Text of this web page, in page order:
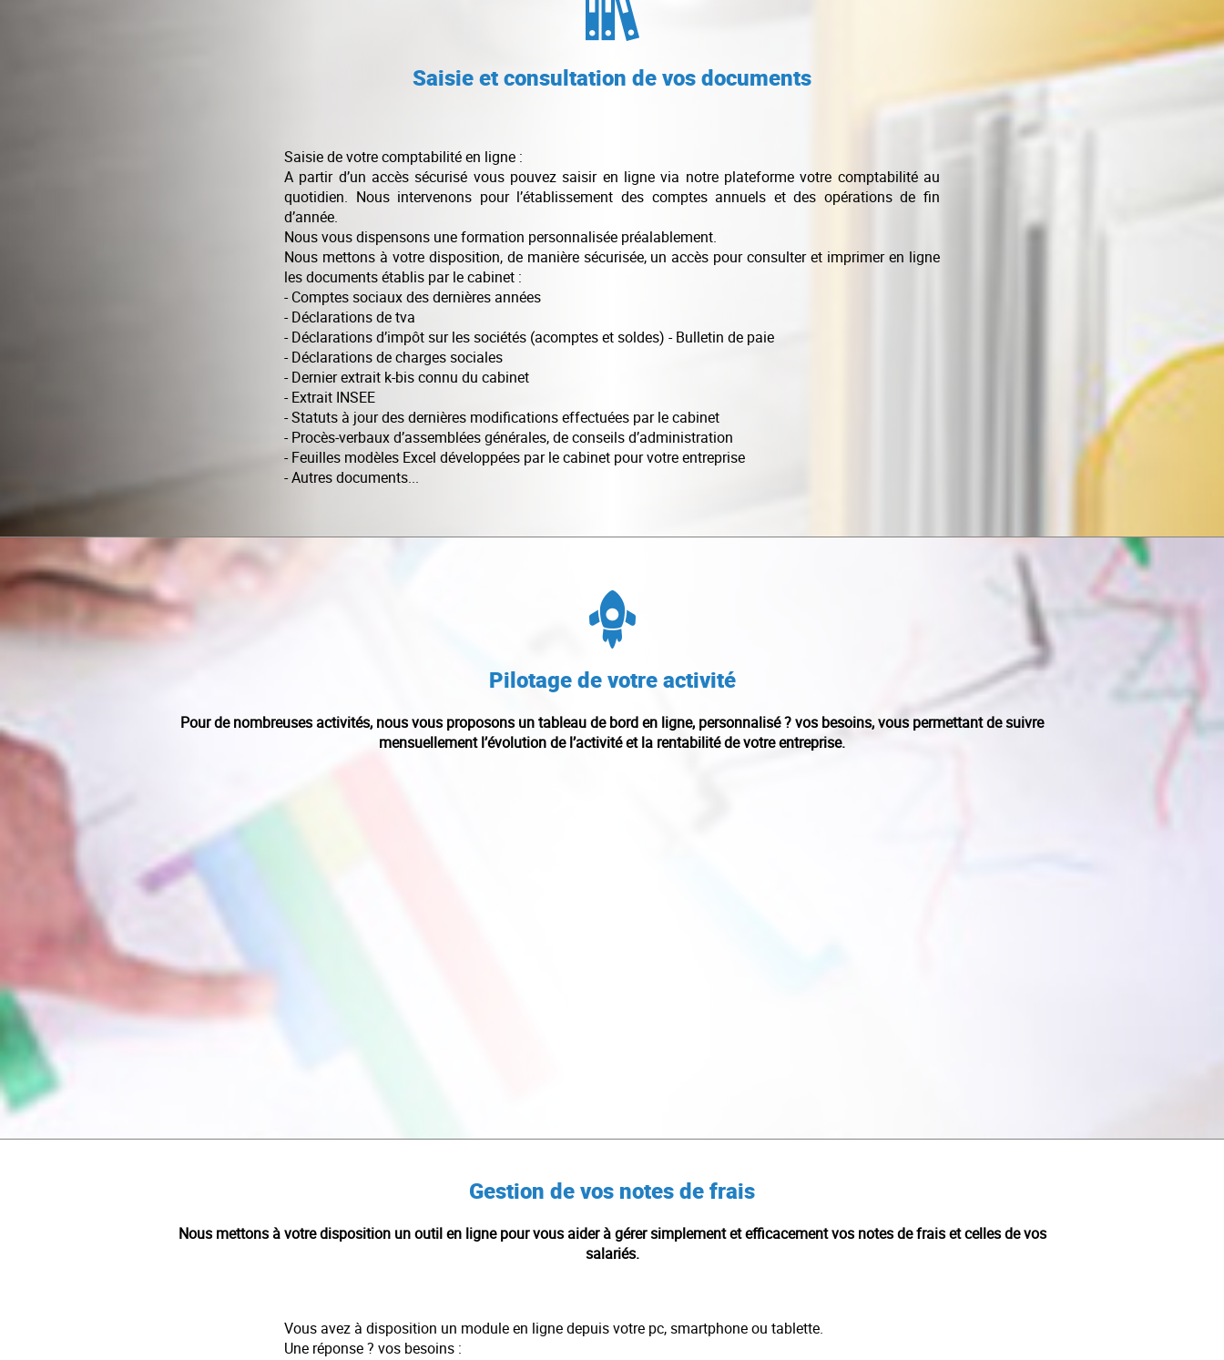
Saisie et consultation de vos documents
Saisie de votre comptabilité en ligne :
A partir d’un accès sécurisé vous pouvez saisir en ligne via notre plateforme votre comptabilité au
quotidien. Nous intervenons pour l’établissement des comptes annuels et des opérations de fin
d’année.
Nous vous dispensons une formation personnalisée préalablement.
Nous mettons à votre disposition, de manière sécurisée, un accès pour consulter et imprimer en ligne
les documents établis par le cabinet :
- Comptes sociaux des dernières années
- Déclarations de tva
- Déclarations d’impôt sur les sociétés (acomptes et soldes) - Bulletin de paie
- Déclarations de charges sociales
- Dernier extrait k-bis connu du cabinet
- Extrait INSEE
- Statuts à jour des dernières modifications effectuées par le cabinet
- Procès-verbaux d’assemblées générales, de conseils d’administration
- Feuilles modèles Excel développées par le cabinet pour votre entreprise
- Autres documents...
Pilotage de votre activité
Pour de nombreuses activités, nous vous proposons un tableau de bord en ligne, personnalisé ? vos besoins, vous permettant de suivre
mensuellement l’évolution de l’activité et la rentabilité de votre entreprise.
Gestion de vos notes de frais
Nous mettons à votre disposition un outil en ligne pour vous aider à gérer simplement et efficacement vos notes de frais et celles de vos
salariés.
Vous avez à disposition un module en ligne depuis votre pc, smartphone ou tablette.
Une réponse ? vos besoins :